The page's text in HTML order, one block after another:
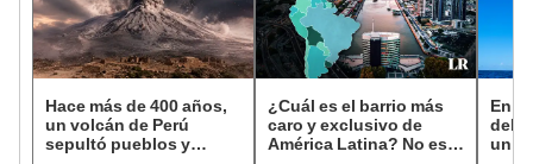
Hace más de 400 años,
un volcán de Perú
sepultó pueblos y
¿Cuál es el barrio más
caro y exclusivo de
América Latina? No está
En
del
un